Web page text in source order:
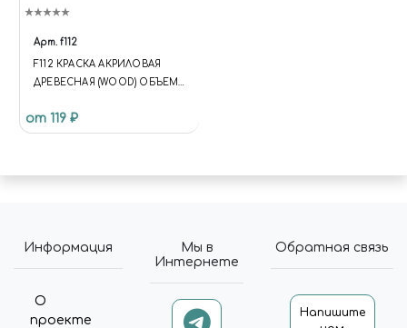
Арт. f112
F112 КРАСКА АКРИЛОВАЯ
ДРЕВЕСНАЯ (WOOD) ОБЪЕМ:
от 119 ₽
Информация
О
проекте
Мы в
Интернете
Обратная связь
Напишите